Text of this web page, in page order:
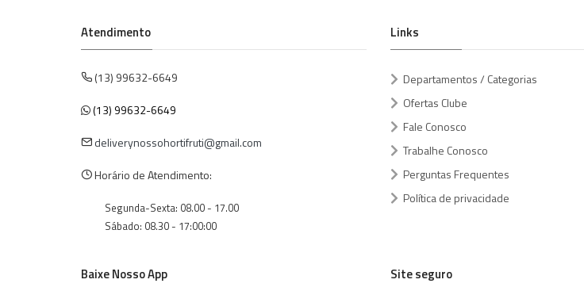
Atendimento
(13) 99632-6649
(13) 99632-6649
deliverynossohortifruti@gmail.com
Horário de Atendimento:
Segunda-Sexta: 08.00 - 17.00
Sábado: 08.30 - 17:00:00
Links
Departamentos / Categorias
Ofertas Clube
Fale Conosco
Trabalhe Conosco
Perguntas Frequentes
Política de privacidade
Baixe Nosso App Site seguro